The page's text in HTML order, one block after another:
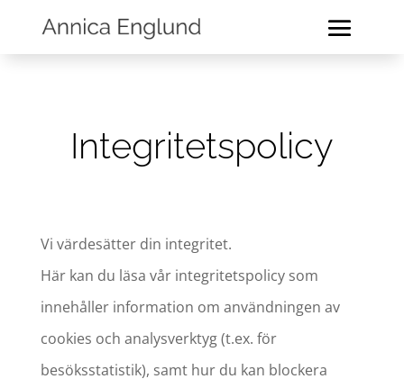
Integritetspolicy
Vi värdesätter din integritet.
Här kan du läsa vår integritetspolicy som
innehåller information om användningen av
cookies och analysverktyg (t.ex. för
besöksstatistik), samt hur du kan blockera